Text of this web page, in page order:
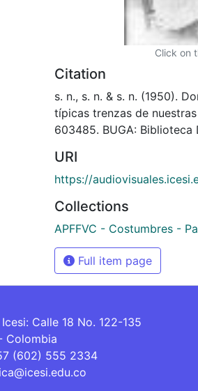
Click on
Citation
s. n., s. n. & s. n. (1950).
típicas trenzas de
603485. BUGA:
URI
https://
Collections
APFFVC - Costumbres -
Full item page
Calle 18 No. 122-135
Colombia
(602) 555 2334